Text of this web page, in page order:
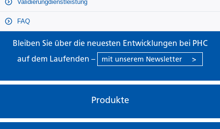
Validierungdienstleistung
FAQ
Bleiben Sie über die neuesten Entwicklungen bei PHC
auf dem Laufenden –
mit unserem Newsletter >
Produkte